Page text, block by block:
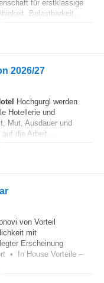
für erstklassige
Belastbarkeit...
2026/27
Hochgurgl werden
Hotellerie und
Mut, Ausdauer und
die Arbeit...
von Vorteil
mit
Erscheinung
• In House Vorteile –